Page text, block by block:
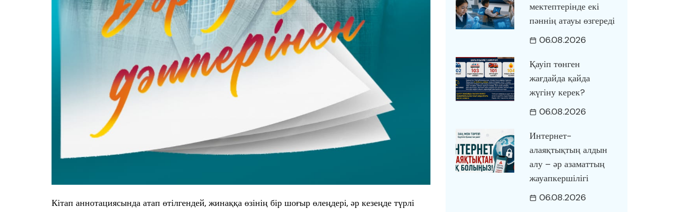
Кітап аннотациясында атап өтілгендей, жинаққа өзінің бір шоғыр өлеңдері, әр кезеңде түрлі
мектептерінде екі
пәннің атауы өзгереді
06.08.2026
Қауіп төнген
жағдайда қайда
жүгіну керек?
06.08.2026
Интернет-
алаяқтықтың алдын
алу – әр азаматтың
жауапкершілігі
06.08.2026